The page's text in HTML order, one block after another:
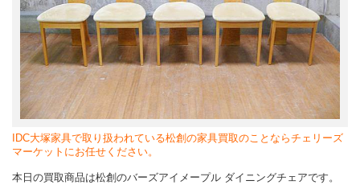
IDC大塚家具で取り扱われている松創の家具買取のことならチェリーズ
マーケットにお任せください。
本日の買取商品は松創のバーズアイメープル ダイニングチェアです。